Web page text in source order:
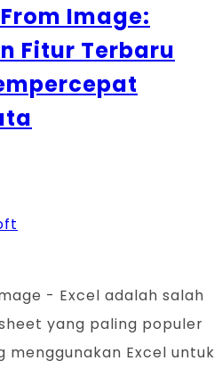
Image:
Fitur Terbaru
- Excel adalah salah
yang paling populer
menggunakan Excel untuk